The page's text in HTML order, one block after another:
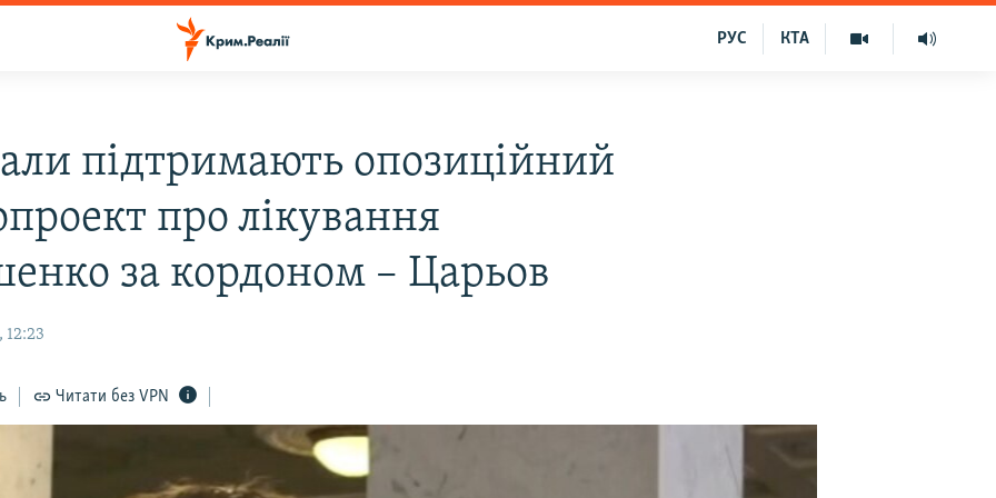
КТА
РУС
підтримають опозиційний
про лікування
за кордоном – Царьов
12:23
Читати без VPN